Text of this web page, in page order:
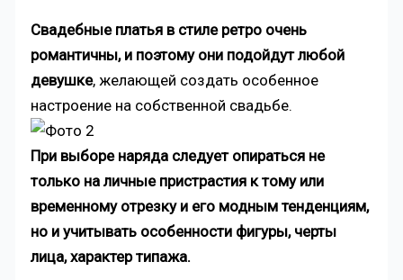
Свадебные платья в стиле ретро очень
романтичны, и поэтому они подойдут любой
девушке, желающей создать особенное
настроение на собственной свадьбе.
При выборе наряда следует опираться не
только на личные пристрастия к тому или
временному отрезку и его модным тенденциям,
но и учитывать особенности фигуры, черты
лица, характер типажа.